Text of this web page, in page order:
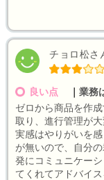
チョロ松さ
良い点
業務
ゼロから商品を作
取り、進行管理が
実感はやりがいを
が無いので、自分
発にコミュニケー
てくれてアドバイス